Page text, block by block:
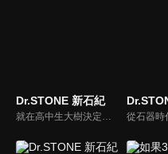
Dr.STONE 新石紀